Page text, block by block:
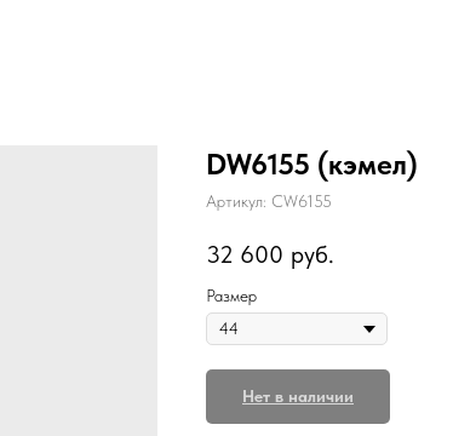
DW6155 (кэмел)
Артикул: CW6155
32 600 руб.
Размер
Нет в наличии